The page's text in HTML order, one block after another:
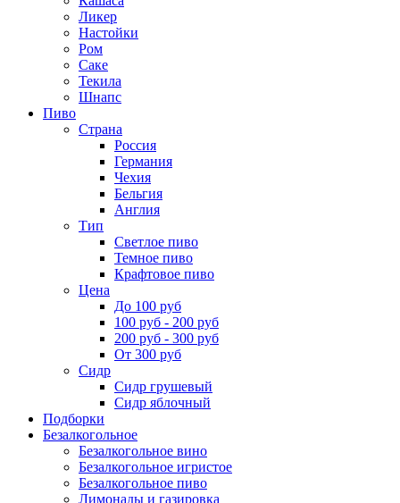
Ликер
Настойки
Ром
Саке
Текила
Шнапс
Пиво
Страна
Россия
Германия
Чехия
Бельгия
Англия
Тип
Светлое пиво
Темное пиво
Крафтовое пиво
Цена
До 100 руб
100 руб - 200 руб
200 руб - 300 руб
От 300 руб
Сидр
Сидр грушевый
Сидр яблочный
Подборки
Безалкогольное
Безалкогольное вино
Безалкогольное игристое
Безалкогольное пиво
Лимонады и газировка